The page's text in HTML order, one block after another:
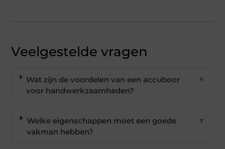
Veelgestelde vragen
Wat zijn de voordelen van een accuboor
voor handwerkzaamheden?
▼
Welke eigenschappen moet een goede
vakman hebben?
▼